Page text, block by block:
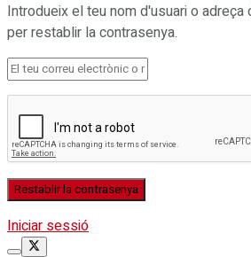
Introdueix el teu nom d'usuari o
per restablir la contrasenya.
Iniciar sessió